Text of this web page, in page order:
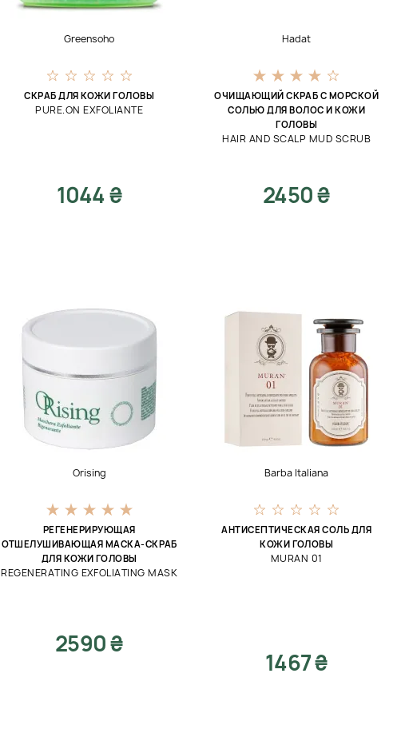
Greensoho
СКРАБ ДЛЯ КОЖИ ГОЛОВЫ
PURE.ON EXFOLIANTE
1044 ₴
Hadat
ОЧИЩАЮЩИЙ СКРАБ С МОРСКОЙ
СОЛЬЮ ДЛЯ ВОЛОС И КОЖИ
ГОЛОВЫ
HAIR AND SCALP MUD SCRUB
2450 ₴
Orising
РЕГЕНЕРИРУЮЩАЯ
ОТШЕЛУШИВАЮЩАЯ МАСКА-СКРАБ
ДЛЯ КОЖИ ГОЛОВЫ
REGENERATING EXFOLIATING MASK
2590 ₴
Barba Italiana
АНТИСЕПТИЧЕСКАЯ СОЛЬ ДЛЯ
КОЖИ ГОЛОВЫ
MURAN 01
1467 ₴